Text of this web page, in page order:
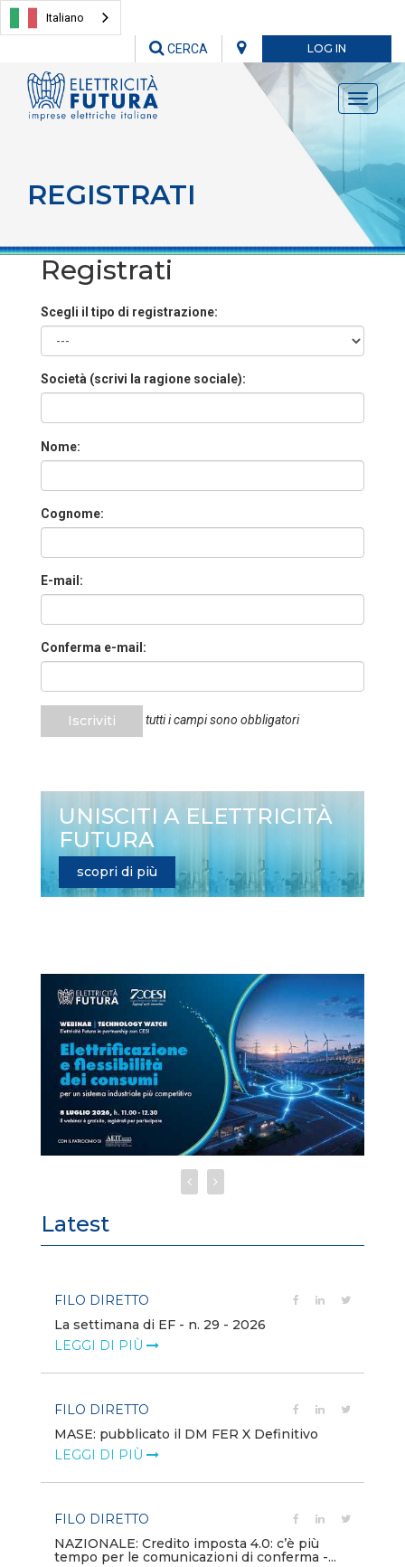
Italiano
LOG IN
CERCA
Toggle
REGISTRATI
Registrati
Scegli il tipo di registrazione:
Società (scrivi la ragione sociale):
Nome:
Cognome:
E-mail:
Conferma e-mail:
Iscriviti tutti i campi sono obbligatori
UNISCITI A ELETTRICITÀ
FUTURA
scopri di più
Latest
FILO DIRETTO
La settimana di EF - n. 29 - 2026
LEGGI DI PIÙ
FILO DIRETTO
MASE: pubblicato il DM FER X Definitivo
LEGGI DI PIÙ
FILO DIRETTO
NAZIONALE: Credito imposta 4.0: c’è più
tempo per le comunicazioni di conferma -...